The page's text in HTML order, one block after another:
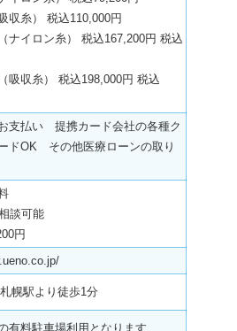
収糸） 税込110,000円
ナイロン糸） 税込167,200円 税込
吸収糸） 税込198,000円 税込
支払い 提携カード会社の各種ク
ドOK その他医療ローンの取り
談可能
円
幌駅より徒歩1分
有料駐車場利用となります